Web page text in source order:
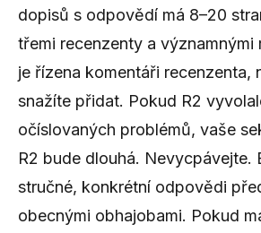
dopisů s odpovědí má 8–20
třemi recenzenty a významnými
je řízena komentáři recenzenta,
snažíte přidat. Pokud R2
očíslovaných problémů, vaše
R2 bude dlouhá. Nevycpávejte.
stručné, konkrétní odpovědi
obecnými obhajobami. Pokud